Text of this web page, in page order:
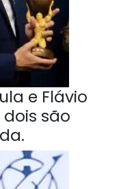
e Flávio
são